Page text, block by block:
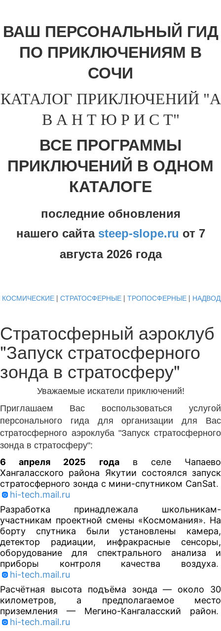
ВАШ ПЕРСОНАЛЬНЫЙ ГИД
ПО ПРИКЛЮЧЕНИЯМ В
СОЧИ
КАТАЛОГ ПРИКЛЮЧЕНИЙ "А
В А Н Т Ю Р И С Т"
ВСЕ ПРОГРАММЫ
ПРИКЛЮЧЕНИЙ В ОДНОМ
КАТАЛОГЕ
последние обновления
нашего сайта steep-slope.ru от 7
августа 2026 года
КОСМИЧЕСКИЕ | СТРАТОСФЕРНЫЕ | ТРОПОСФЕРНЫЕ |
Стратосферный аэроклуб
"Запуск стратосферного
зонда в стратосферу"
Уважаемые искатели приключений!
Приглашаем Вас воспользоваться услугой
персонального гида для организации для Вас
стратосферного аэроклуба "Запуск стратосферного
зонда в стратосферу":
6 апреля 2025 года
в селе Чапаево
Хангаласского района Якутии состоялся запуск
стратосферного зонда с мини-спутником CanSat.
hi-tech.mail.ru
Разработка принадлежала школьникам-
участникам проектной смены «Космомания». На
борту спутника были установлены камера,
детектор радиации, инфракрасные сенсоры,
оборудование для спектрального анализа и
приборы контроля качества воздуха.
hi-tech.mail.ru
Расчётная высота подъёма зонда — около 30
километров, а предполагаемое место
приземления — Мегино-Кангаласский район.
hi-tech.mail.ru